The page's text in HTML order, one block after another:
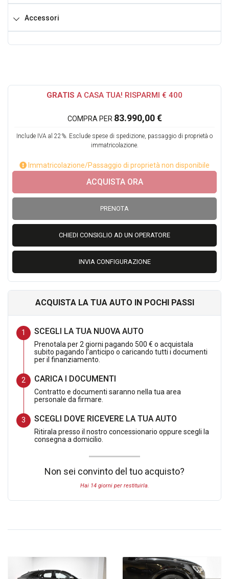
Accessori
GRATIS A CASA TUA! RISPARMI € 400
COMPRA PER 83.990,00 €
Include IVA al 22%. Esclude spese di spedizione, passaggio di proprietà o
immatricolazione.
Immatricolazione/Passaggio di proprietà non disponibile
ACQUISTA ORA
PRENOTA
CHIEDI CONSIGLIO AD UN OPERATORE
INVIA CONFIGURAZIONE
ACQUISTA LA TUA AUTO IN POCHI PASSI
SCEGLI LA TUA NUOVA AUTO
Prenotala per 2 giorni pagando 500 € o acquistala
subito pagando l’anticipo o caricando tutti i documenti
per il finanziamento.
CARICA I DOCUMENTI
Contratto e documenti saranno nella tua area
personale da firmare.
SCEGLI DOVE RICEVERE LA TUA AUTO
Ritirala presso il nostro concessionario oppure scegli la
consegna a domicilio.
Non sei convinto del tuo acquisto?
Hai 14 giorni per restituirla.